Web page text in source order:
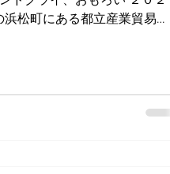
松町にある都立産業貿易セ